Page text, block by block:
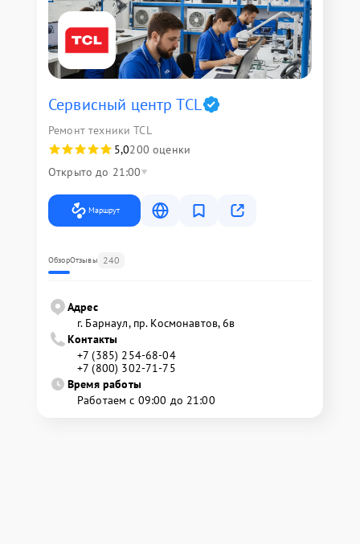
Сервисный центр TCL
Ремонт техники TCL
5,0200 оценки
Открыто до 21:00
Маршрут
ОбзорОтзывы 240
Адрес
г. Барнаул, ​пр. Космонавтов, 6в
Контакты
+7 (385) 254-68-04
+7 (800) 302-71-75
Время работы
Работаем с 09:00 до 21:00